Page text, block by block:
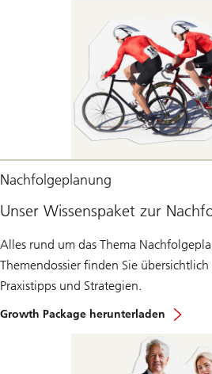
Nachfolgeplanung
Unser Wissenspaket zur
Alles rund um das Thema
Themendossier finden Sie
Praxistipps und Strategien.
Growth Package herunterladen